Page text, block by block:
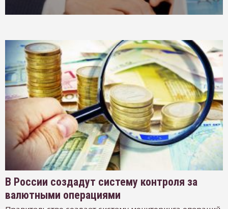
В России создадут систему контроля за
валютными операциями